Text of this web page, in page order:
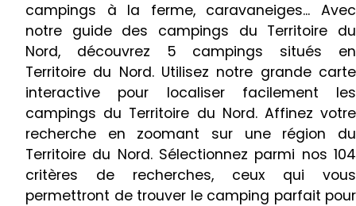
campings à la ferme, caravaneiges... Avec
notre guide des campings du Territoire du
Nord, découvrez 5 campings situés en
Territoire du Nord. Utilisez notre grande carte
interactive pour localiser facilement les
campings du Territoire du Nord. Affinez votre
recherche en zoomant sur une région du
Territoire du Nord. Sélectionnez parmi nos 104
critères de recherches, ceux qui vous
permettront de trouver le camping parfait pour